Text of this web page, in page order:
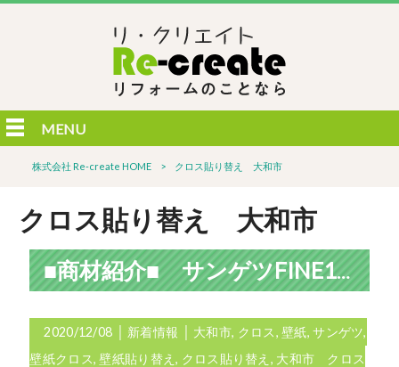
MENU
株式会社 Re-create HOME > クロス貼り替え 大和市
クロス貼り替え 大和市
■商材紹介■ サンゲツFINE1000 「リッチ」について
2020/12/08 新着情報 大和市, クロス,壁紙,サンゲツ,
壁紙クロス,壁紙貼り替え, クロス貼り替え , 大和市 クロス